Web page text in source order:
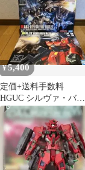
¥5,400
定価+送料手数料
HGUC シルヴァ・バレ
ト、ガンキャノン量産
型 ガンプラセット